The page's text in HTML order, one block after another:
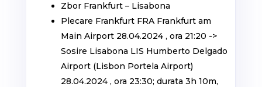
Zbor Frankfurt – Lisabona
Plecare Frankfurt FRA Frankfurt am
Main Airport 28.04.2024 , ora 21:20 ->
Sosire Lisabona LIS Humberto Delgado
Airport (Lisbon Portela Airport)
28.04.2024 , ora 23:30; durata 3h 10m,